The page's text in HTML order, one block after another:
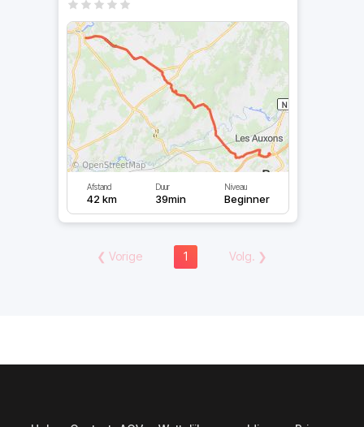
Afstand
42 km
Duur
39min
Niveau
Beginner
❮ Vorige 1 Volg. ❯